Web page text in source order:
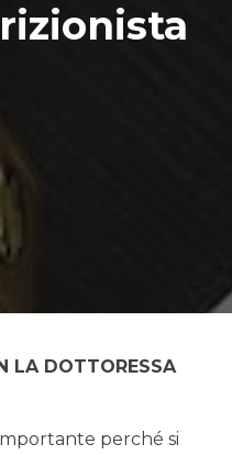
LA DOTTORESSA
perché si